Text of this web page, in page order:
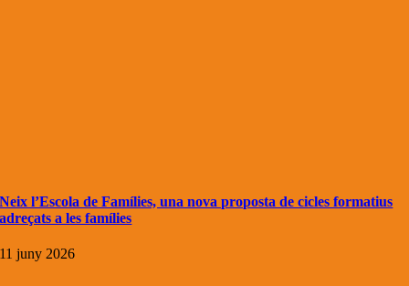
Neix l’Escola de Famílies, una nova proposta de cicles formatius
adreçats a les famílies
11 juny 2026